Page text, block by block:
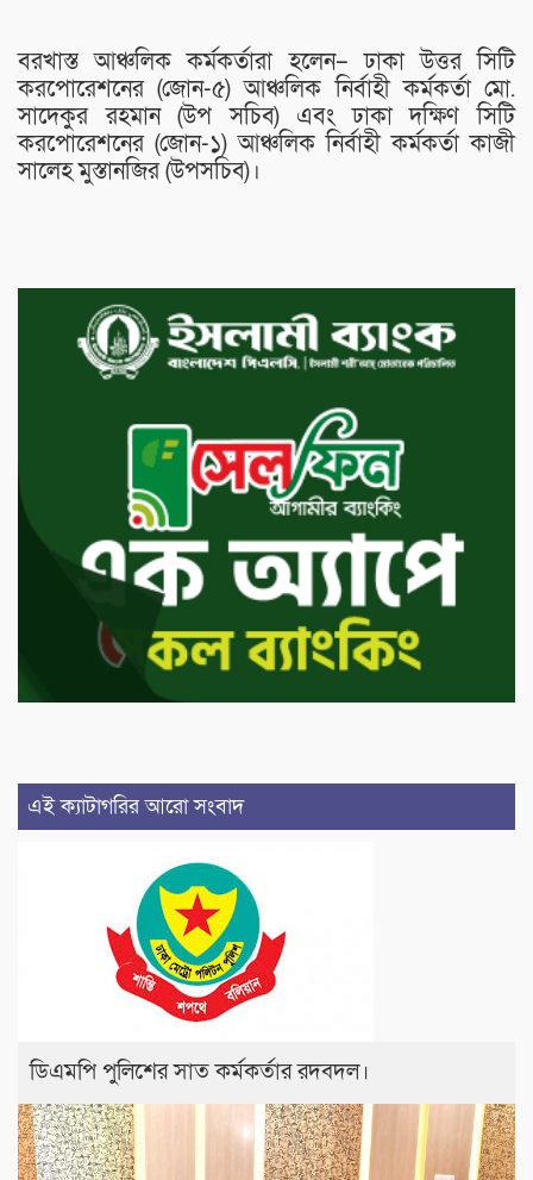
বরখাস্ত আঞ্চলিক কর্মকর্তারা হলেন– ঢাকা উত্তর সিটি
করপোরেশনের (জোন-৫) আঞ্চলিক নির্বাহী কর্মকর্তা মো.
সাদেকুর রহমান (উপ সচিব) এবং ঢাকা দক্ষিণ সিটি
করপোরেশনের (জোন-১) আঞ্চলিক নির্বাহী কর্মকর্তা কাজী
সালেহ মুস্তানজির (উপসচিব)।
এই ক্যাটাগরির আরো সংবাদ
ডিএমপি পুলিশের সাত কর্মকর্তার রদবদল।